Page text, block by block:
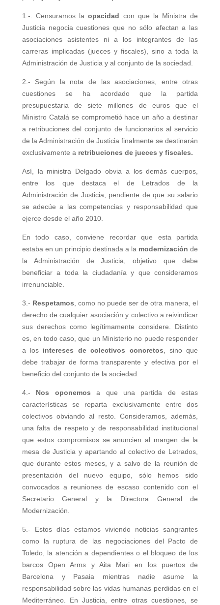
1.-. Censuramos laopacidad con que la Ministra de
Justicia negocia cuestiones que no sólo afectan a las
asociaciones asistentes ni a los integrantes de las
carreras implicadas (jueces y fiscales), sino a toda la
Administración de Justicia y al conjunto de la sociedad.
2.- Según la nota de las asociaciones, entre otras
cuestiones se ha acordado que la partida
presupuestaria de siete millones de euros que el
Ministro Catalá se comprometió hace un año a destinar
a retribuciones del conjunto de funcionarios al servicio
de la Administración de Justicia finalmente se destinarán
exclusivamente a retribuciones de jueces y fiscales.
Así, la ministra Delgado obvia a los demás cuerpos,
entre los que destaca el de Letrados de la
Administración de Justicia, pendiente de que su salario
se adecúe a las competencias y responsabilidad que
ejerce desde el año 2010.
En todo caso, conviene recordar que esta partida
estaba en un principio destinada a la modernización de
la Administración de Justicia, objetivo que debe
beneficiar a toda la ciudadanía y que consideramos
irrenunciable.
3.- Respetamos , como no puede ser de otra manera, el
derecho de cualquier asociación y colectivo a reivindicar
sus derechos como legítimamente considere. Distinto
es, en todo caso, que un Ministerio no puede responder
a los intereses de colectivos concretos , sino que
debe trabajar de forma transparente y efectiva por el
beneficio del conjunto de la sociedad.
4.- Nos oponemos a que una partida de estas
características se reparta exclusivamente entre dos
colectivos obviando al resto. Consideramos, además,
una falta de respeto y de responsabilidad institucional
que estos compromisos se anuncien al margen de la
mesa de Justicia y apartando al colectivo de Letrados,
que durante estos meses, y a salvo de la reunión de
presentación del nuevo equipo, sólo hemos sido
convocados a reuniones de escaso contenido con el
Secretario General y la Directora General de
Modernización.
5.- Estos días estamos viviendo noticias sangrantes
como la ruptura de las negociaciones del Pacto de
Toledo, la atención a dependientes o el bloqueo de los
barcos Open Arms y Aita Mari en los puertos de
Barcelona y Pasaia mientras nadie asume la
responsabilidad sobre las vidas humanas perdidas en el
Mediterráneo. En Justicia, entre otras cuestiones, se